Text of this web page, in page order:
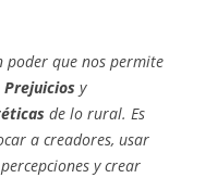
poder que nos permite
Prejuicios y
de lo rural. Es
a creadores, usar
y crear